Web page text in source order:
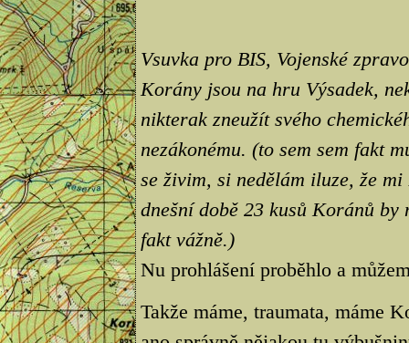
Vsuvka pro BIS, Vojenské
Korány jsou na hru Výsadek,
nikterak zneužít svého
nezákonému. (to sem sem fakt
se živim, si nedělám iluze, že
dnešní době 23 kusů Koránů
fakt vážně.)
Nu prohlášení proběhlo a
Takže máme, traumata, máme